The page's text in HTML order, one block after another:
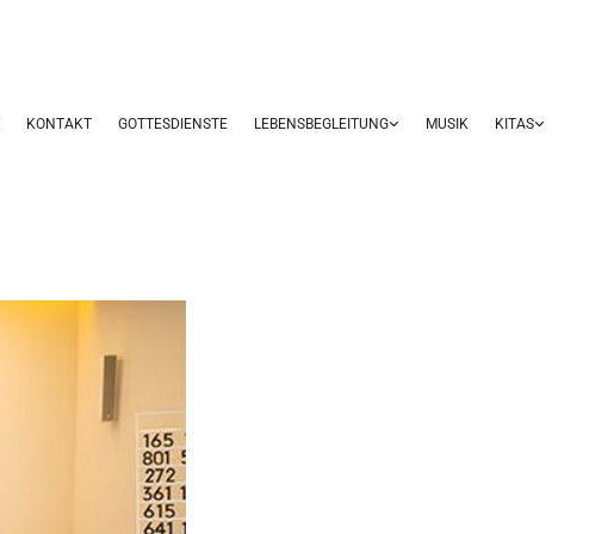
KONTAKT GOTTESDIENSTE LEBENSBEGLEITUNG MUSIK KITAS